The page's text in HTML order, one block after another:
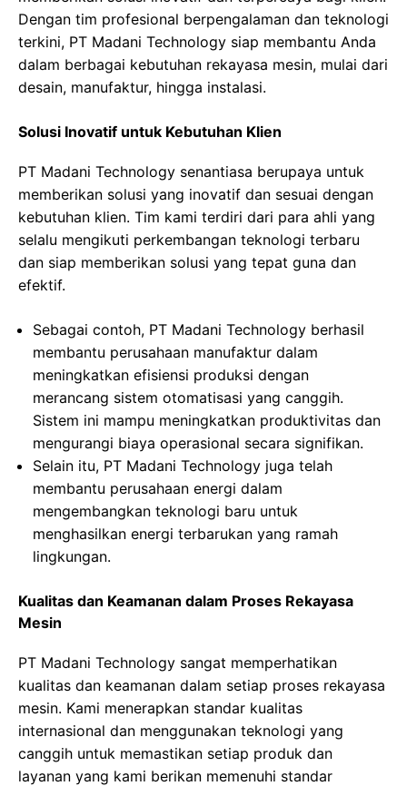
Dengan tim profesional berpengalaman dan teknologi
terkini, PT Madani Technology siap membantu Anda
dalam berbagai kebutuhan rekayasa mesin, mulai dari
desain, manufaktur, hingga instalasi.
Solusi Inovatif untuk Kebutuhan Klien
PT Madani Technology senantiasa berupaya untuk
memberikan solusi yang inovatif dan sesuai dengan
kebutuhan klien. Tim kami terdiri dari para ahli yang
selalu mengikuti perkembangan teknologi terbaru
dan siap memberikan solusi yang tepat guna dan
efektif.
Sebagai contoh, PT Madani Technology berhasil
membantu perusahaan manufaktur dalam
meningkatkan efisiensi produksi dengan
merancang sistem otomatisasi yang canggih.
Sistem ini mampu meningkatkan produktivitas dan
mengurangi biaya operasional secara signifikan.
Selain itu, PT Madani Technology juga telah
membantu perusahaan energi dalam
mengembangkan teknologi baru untuk
menghasilkan energi terbarukan yang ramah
lingkungan.
Kualitas dan Keamanan dalam Proses Rekayasa
Mesin
PT Madani Technology sangat memperhatikan
kualitas dan keamanan dalam setiap proses rekayasa
mesin. Kami menerapkan standar kualitas
internasional dan menggunakan teknologi yang
canggih untuk memastikan setiap produk dan
layanan yang kami berikan memenuhi standar